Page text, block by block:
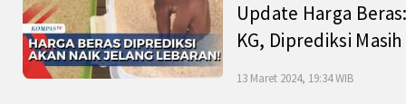
Update Harga
KG, Diprediksi
13 Maret 2024, 19:34 WIB